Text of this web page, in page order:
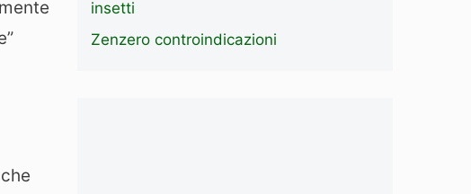
insetti
Zenzero controindicazioni